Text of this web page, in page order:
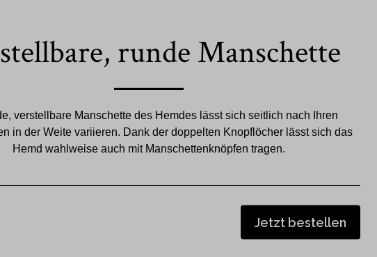
runde Manschette
verstellbare Manschette des Hemdes lässt sich seitlich nach Ihren
in der Weite variieren. Dank der doppelten Knopflöcher lässt sich das
Hemd wahlweise auch mit Manschettenknöpfen tragen.
Jetzt bestellen